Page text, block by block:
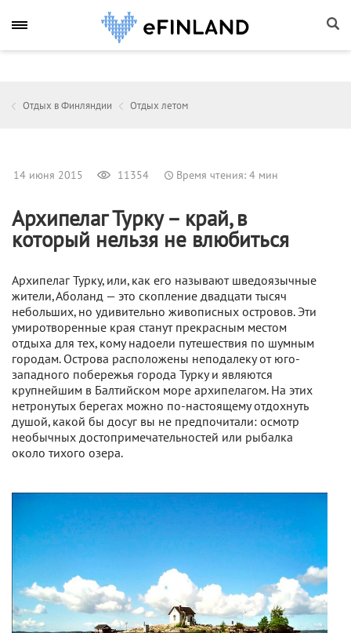
Отдых в Финляндии Отдых летом
14 июня 2015 11354 Время чтения: 4 мин
Архипелаг Турку – край, в
который нельзя не влюбиться
Архипелаг Турку, или, как его называют шведоязычные
жители, Аболанд — это скопление двадцати тысяч
небольших, но удивительно живописных островов. Эти
умиротворенные края станут прекрасным местом
отдыха для тех, кому надоели путешествия по шумным
городам. Острова расположены неподалеку от юго-
западного побережья города Турку и являются
крупнейшим в Балтийском море архипелагом. На этих
нетронутых берегах можно по-настоящему отдохнуть
душой, какой бы досуг вы не предпочитали: осмотр
необычных достопримечательностей или рыбалка
около тихого озера.